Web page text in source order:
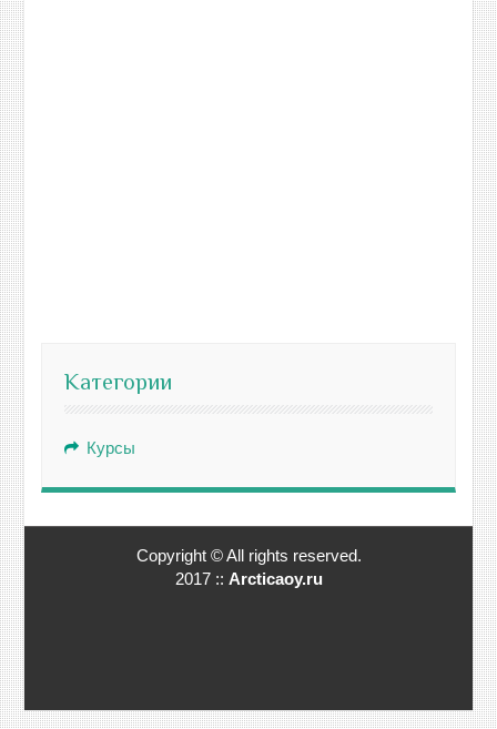
Категории
Курсы
Copyright © All rights reserved.
2017 :: Arcticaoy.ru